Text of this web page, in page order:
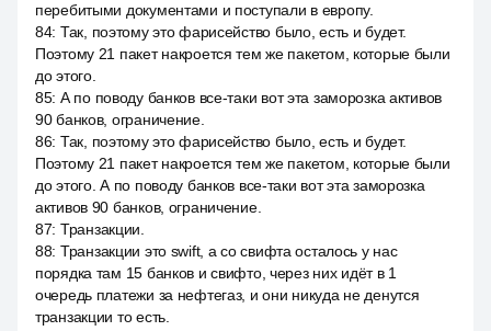
перебитыми документами и поступали в европу.
84: Так, поэтому это фарисейство было, есть и будет.
Поэтому 21 пакет накроется тем же пакетом, которые были
до этого.
85: А по поводу банков все-таки вот эта заморозка активов
90 банков, ограничение.
86: Так, поэтому это фарисейство было, есть и будет.
Поэтому 21 пакет накроется тем же пакетом, которые были
до этого. А по поводу банков все-таки вот эта заморозка
активов 90 банков, ограничение.
87: Транзакции.
88: Транзакции это swift, а со свифта осталось у нас
порядка там 15 банков и свифто, через них идёт в 1
очередь платежи за нефтегаз, и они никуда не денутся
транзакции то есть.